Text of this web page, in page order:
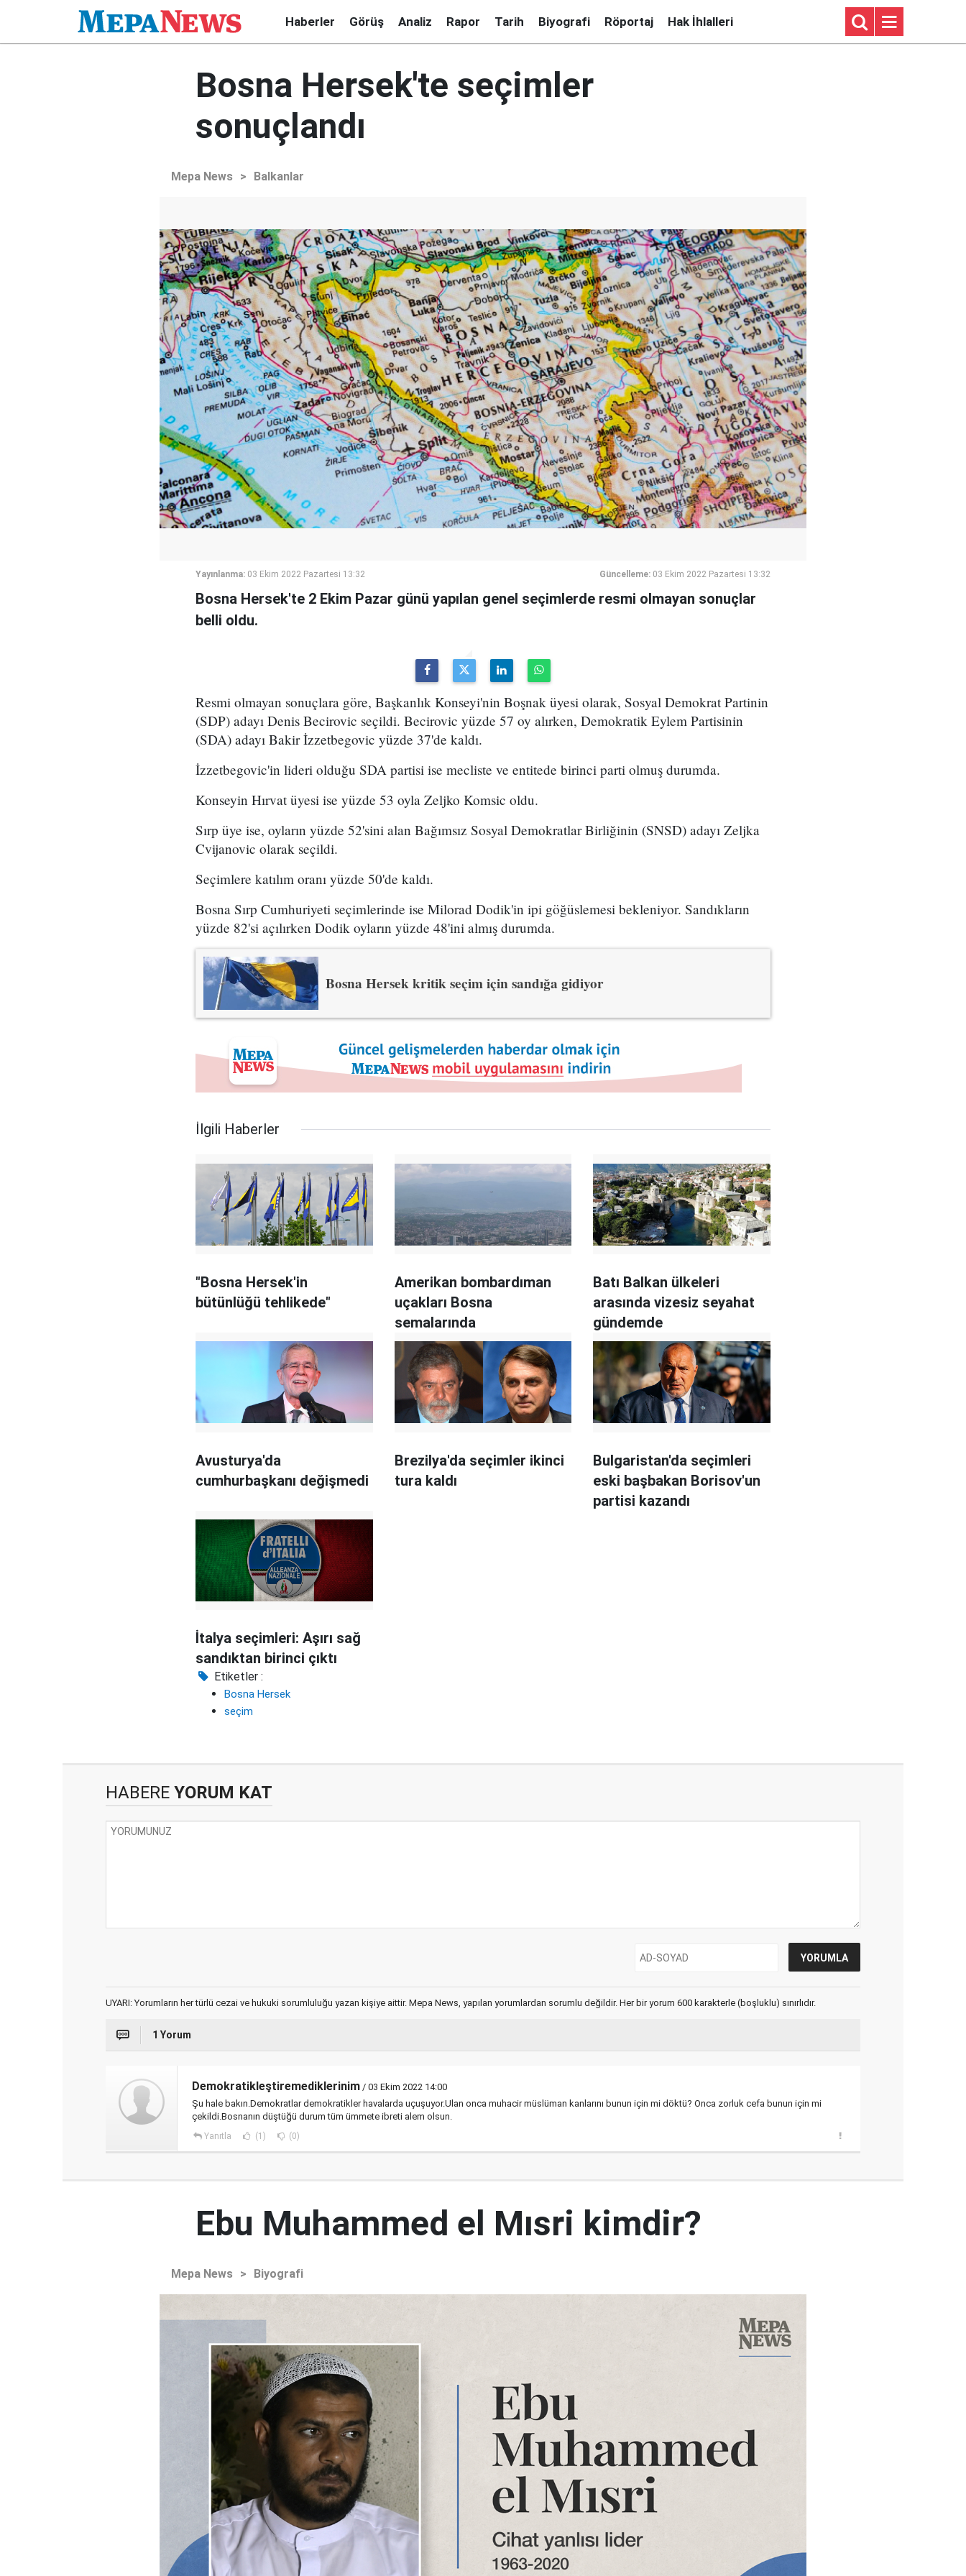
Haberler Görüş Analiz Rapor Tarih Biyografi Röportaj Hak İhlalleri
Bosna Hersek'te seçimler
sonuçlandı
Mepa News > Balkanlar
Yayınlanma: 03 Ekim 2022 Pazartesi 13:32 Güncelleme: 03 Ekim 2022 Pazartesi 13:32
Bosna Hersek'te 2 Ekim Pazar günü yapılan genel seçimlerde resmi olmayan sonuçlar
belli oldu.
Resmi olmayan sonuçlara göre, Başkanlık Konseyi'nin Boşnak üyesi olarak, Sosyal Demokrat Partinin
(SDP) adayı Denis Becirovic seçildi. Becirovic yüzde 57 oy alırken, Demokratik Eylem Partisinin
(SDA) adayı Bakir İzzetbegovic yüzde 37'de kaldı.
İzzetbegovic'in lideri olduğu SDA partisi ise mecliste ve entitede birinci parti olmuş durumda.
Konseyin Hırvat üyesi ise yüzde 53 oyla Zeljko Komsic oldu.
Sırp üye ise, oyların yüzde 52'sini alan Bağımsız Sosyal Demokratlar Birliğinin (SNSD) adayı Zeljka
Cvijanovic olarak seçildi.
Seçimlere katılım oranı yüzde 50'de kaldı.
Bosna Sırp Cumhuriyeti seçimlerinde ise Milorad Dodik'in ipi göğüslemesi bekleniyor. Sandıkların
yüzde 82'si açılırken Dodik oyların yüzde 48'ini almış durumda.
Bosna Hersek kritik seçim için sandığa gidiyor
İlgili Haberler
"Bosna Hersek'in
bütünlüğü tehlikede"
Amerikan bombardıman
uçakları Bosna
semalarında
Batı Balkan ülkeleri
arasında vizesiz seyahat
gündemde
Avusturya'da
cumhurbaşkanı değişmedi
Brezilya'da seçimler ikinci
tura kaldı
Bulgaristan'da seçimleri
eski başbakan Borisov'un
partisi kazandı
İtalya seçimleri: Aşırı sağ
sandıktan birinci çıktı
Etiketler :
Bosna Hersek
seçim
HABERE YORUM KAT
UYARI: Yorumların her türlü cezai ve hukuki sorumluluğu yazan kişiye aittir. Mepa News, yapılan yorumlardan sorumlu değildir. Her bir yorum 600 karakterle (boşluklu) sınırlıdır.
1 Yorum
Demokratikleştiremediklerinim / 03 Ekim 2022 14:00
Şu hale bakın.Demokratlar demokratikler havalarda uçuşuyor.Ulan onca muhacir müslüman kanlarını bunun için mi döktü? Onca zorluk cefa bunun için mi
çekildi.Bosnanın düştüğü durum tüm ümmete ibreti alem olsun.
Yanıtla (1) (0)
Ebu Muhammed el Mısri kimdir?
Mepa News > Biyografi